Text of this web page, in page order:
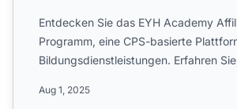
Entdecken Sie das EYH Academy
Programm, eine CPS-basierte
Bildungsdienstleistungen. Erfahren
Aug 1, 2025